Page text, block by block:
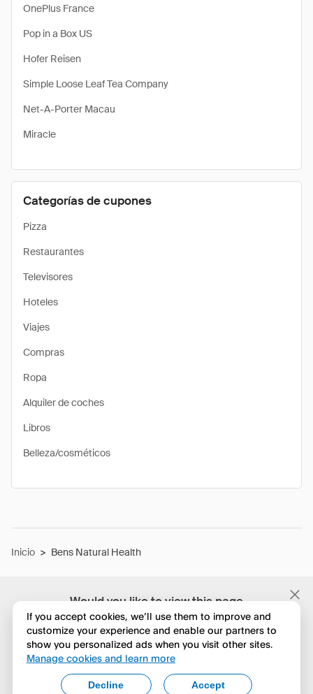
Would you like to view this page
in English?
No, seguir navegando
Yes, change to English
OnePlus France
Pop in a Box US
Hofer Reisen
Simple Loose Leaf Tea Company
Net-A-Porter Macau
Miracle
Categorías de cupones
Pizza
Restaurantes
Televisores
Hoteles
Viajes
Compras
Ropa
Alquiler de coches
Libros
Belleza/cosméticos
Inicio > Bens Natural Health
If you accept cookies, we’ll use them to improve and
customize your experience and enable our partners to
show you personalized ads when you visit other sites.
Manage cookies and learn more
Accept
Decline